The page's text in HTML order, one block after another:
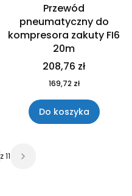
Przewód
pneumatyczny do
kompresora zakuty FI6
20m
208,76 zł
169,72 zł
Do koszyka
z 11